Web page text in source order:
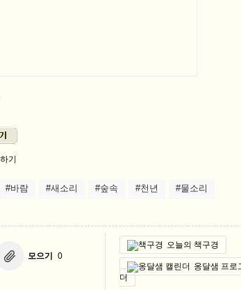
#바람 #새소리 #숲속 #천년 #물소리
모으기 0
오늘의 책구경
옹달샘 프로
더